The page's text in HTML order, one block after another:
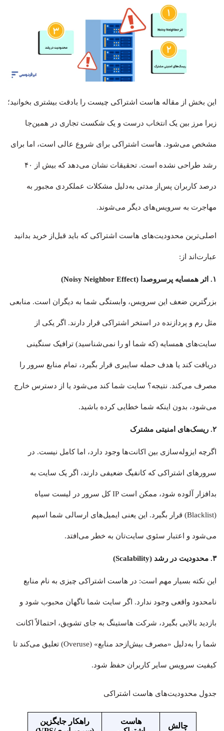
این بخش از مقاله هاست اشتراکی چیست را بادقت بیشتری بخوانید؛
زیرا مرز بین یک انتخاب درست و یک شکست تجاری در همین‌جا
مشخص می‌شود. هاست اشتراکی برای شروع عالی است، اما برای
رشد طراحی نشده است. تحقیقات نشان می‌دهد که بیش از ۴۰
درصد کاربران پس‌از مدتی به‌دلیل مشکلات عملکردی مجبور به
مهاجرت به سرویس‌های دیگر می‌شوند.
اصلی‌ترین محدودیت‌های هاست اشتراکی که باید قبل‌از خرید بدانید
عبارت‌اند از:
۱. اثر همسایه پرسروصدا (Noisy Neighbor Effect)
بزرگترین ضعف این سرویس، وابستگی شما به دیگران است. منابعی
مثل رم و پردازنده در استخر اشتراکی قرار دارند. اگر یکی از
سایت‌های همسایه (که شما او را نمی‌شناسید) ترافیک سنگینی
دریافت کند یا هدف حمله سایبری قرار بگیرد، تمام منابع سرور را
مصرف می‌کند. نتیجه؟ سایت شما کند می‌شود یا از دسترس خارج
می‌شود، بدون اینکه شما خطایی کرده باشید.
۲. ریسک‌های امنیتی مشترک
اگرچه ایزوله‌سازی بین اکانت‌ها وجود دارد، اما کامل نیست. در
سرورهای اشتراکی که کانفیگ ضعیفی دارند، اگر یک سایت به
بدافزار آلوده شود، ممکن است IP کل سرور در لیست سیاه
(Blacklist) قرار بگیرد. این یعنی ایمیل‌های ارسالی شما اسپم
می‌شود و اعتبار سئوی سایت‌تان به خطر می‌افتد.
۳. محدودیت در رشد (Scalability)
این نکته بسیار مهم است: در هاست اشتراکی چیزی به نام منابع
نامحدود واقعی وجود ندارد. اگر سایت شما ناگهان محبوب شود و
بازدید بالایی بگیرد، شرکت هاستینگ به جای تشویق، احتمالاً اکانت
شما را به‌دلیل «مصرف بیش‌ازحد منابع» (Overuse) تعلیق می‌کند تا
کیفیت سرویس سایر کاربران حفظ شود.
جدول محدودیت‌های هاست اشتراکی
چالش
هاست
راهکار جایگزین